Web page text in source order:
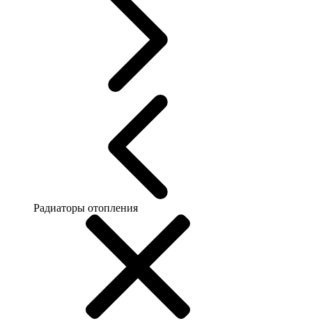
Радиаторы отопления